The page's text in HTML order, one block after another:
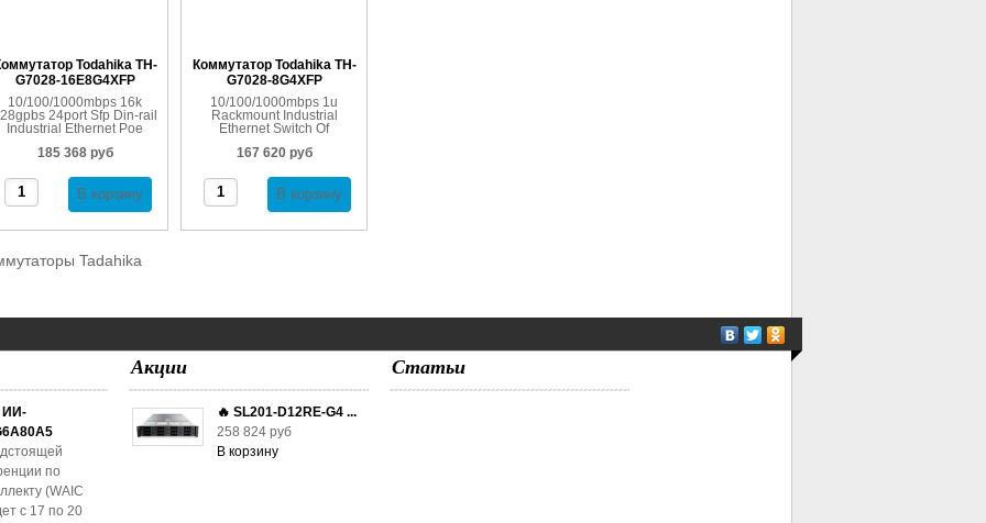
Todahika TH-
G7028-16E8G4XFP
10/100/1000mbps 16k
24port Sfp Din-rail
Industrial Ethernet Poe
185 368 руб
Коммутатор Todahika TH-
G7028-8G4XFP
10/100/1000mbps 1u
Rackmount Industrial
Ethernet Switch Of
167 620 руб
Tadahika
ИИ-
по
(WAIC
с 17 по 20
Акции
🔥 SL201-D12RE-G4 ...
258 824 руб
Статьи